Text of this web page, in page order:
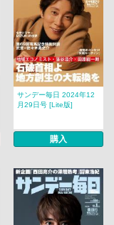
サンデー毎日 2024年12
月29日号 [Lite版]
購入